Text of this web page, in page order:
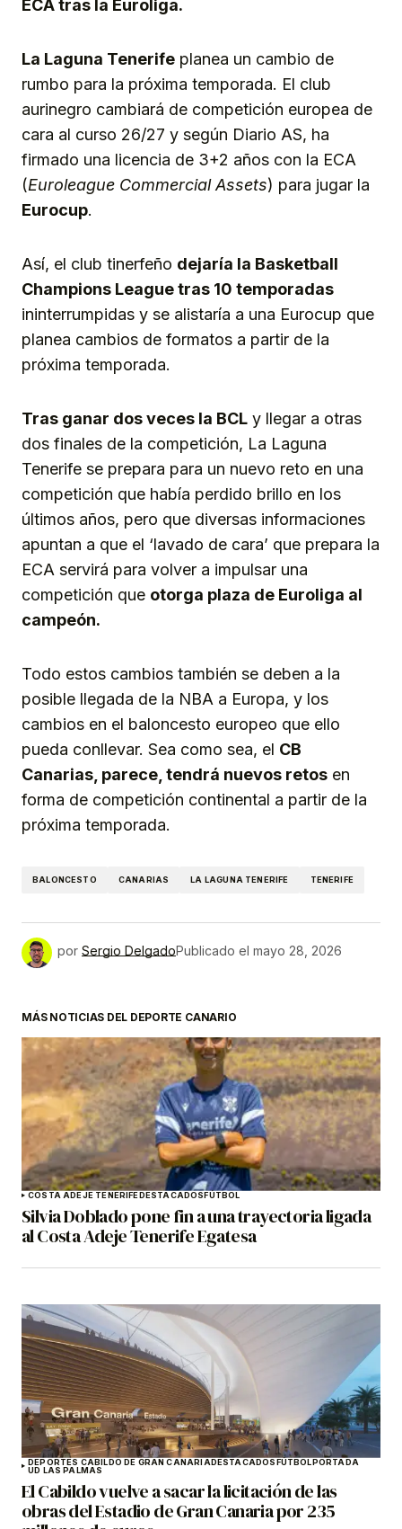
ECA tras la Euroliga.
La Laguna Tenerife planea un cambio de
rumbo para la próxima temporada. El club
aurinegro cambiará de competición europea de
cara al curso 26/27 y según Diario AS, ha
firmado una licencia de 3+2 años con la ECA
(Euroleague Commercial Assets) para jugar la
Eurocup.
Así, el club tinerfeño dejaría la Basketball
Champions League tras 10 temporadas
ininterrumpidas y se alistaría a una Eurocup que
planea cambios de formatos a partir de la
próxima temporada.
Tras ganar dos veces la BCL y llegar a otras
dos finales de la competición, La Laguna
Tenerife se prepara para un nuevo reto en una
competición que había perdido brillo en los
últimos años, pero que diversas informaciones
apuntan a que el ‘lavado de cara’ que prepara la
ECA servirá para volver a impulsar una
competición que otorga plaza de Euroliga al
campeón.
Todo estos cambios también se deben a la
posible llegada de la NBA a Europa, y los
cambios en el baloncesto europeo que ello
pueda conllevar. Sea como sea, el CB
Canarias, parece, tendrá nuevos retos en
forma de competición continental a partir de la
próxima temporada.
BALONCESTO CANARIAS LA LAGUNA TENERIFE TENERIFE
por Sergio DelgadoPublicado el mayo 28, 2026
MÁS NOTICIAS DEL DEPORTE CANARIO
COSTA ADEJE TENERIFEDESTACADOSFÚTBOL
Silvia Doblado pone fin a una trayectoria ligada
al Costa Adeje Tenerife Egatesa
DEPORTES CABILDO DE GRAN CANARIADESTACADOSFÚTBOLPORTADA
UD LAS PALMAS
El Cabildo vuelve a sacar la licitación de las
obras del Estadio de Gran Canaria por 235